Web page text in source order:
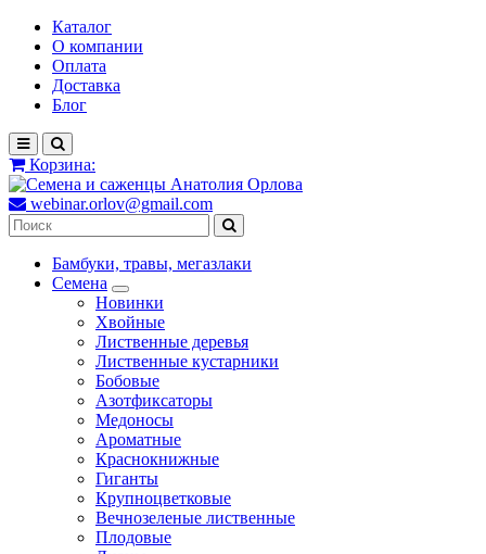
Каталог
О компании
Оплата
Доставка
Блог
Корзина:
webinar.orlov@gmail.com
Бамбуки, травы, мегазлаки
Семена
Новинки
Хвойные
Лиственные деревья
Лиственные кустарники
Бобовые
Азотфиксаторы
Медоносы
Ароматные
Краснокнижные
Гиганты
Крупноцветковые
Вечнозеленые лиственные
Плодовые